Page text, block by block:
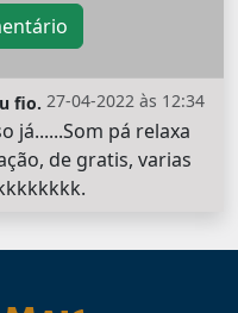
27-04-2022 às 12:34
fio.
já......Som pá relaxa
de gratis, varias